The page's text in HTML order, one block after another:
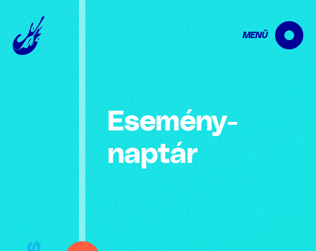
MENÜ
Esemény­
naptár